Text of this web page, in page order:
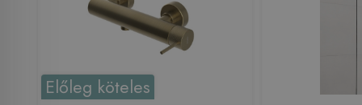
Előleg köteles